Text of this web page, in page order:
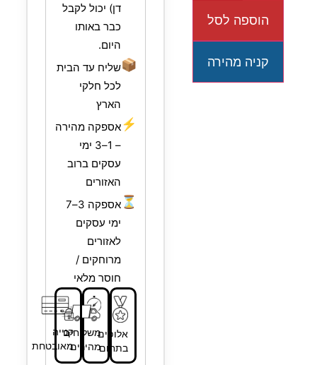
הוספה לסל
קניה מהירה
דן) יכול לקבל
כבר באותו
היום.
📦שליח עד הבית
לכל חלקי
הארץ
⚡אספקה מהירה
– 1–3 ימי
עסקים ברוב
האזורים
⏳
אספקה 3–7
ימי עסקים
לאזורים
מרוחקים /
חוסר מלאי
אלופים
בתחום
משלוחים
מהירים
קנייה
מאובטחת